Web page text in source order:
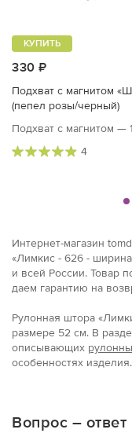
330 ₽
КУПИТЬ
Подхват с магнитом
(пепел розы/черный)
Подхват с магнитом —
4
Интернет-магазин
«Лимкис - 626 -
и всей России. Товар
даем гарантию на
Рулонная штора
размерe 52 см. В
описывающих
особенностях изделия.
Вопрос – ответ